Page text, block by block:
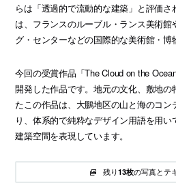
らは「透過的で流動的な建築」と評価
は、フランスのルーブル・ランス美術
グ・センターなどの国際的な美術館・博
今回の受賞作品「The Cloud on the
開発した作品です。地元の文化、敷地
たこの作品は、大鵬地区の山と海のコ
り、体系的で純粋なデザイン用語を用
建築空間を表現しています。
残り13枚の写真とテ